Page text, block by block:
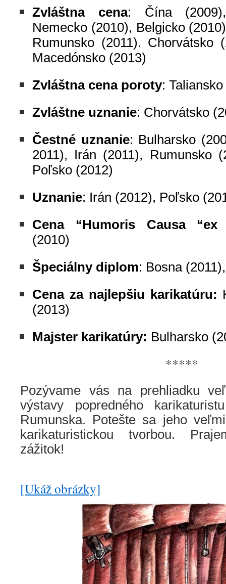
Zvláštna cena: Čína
Nemecko (2010), Belgicko
Rumunsko (2011). Chorvátsko
Macedónsko (2013)
Zvláštna cena poroty:
Zvláštne uznanie: Chorvátsko
Čestné uznanie: Bulharsko
2011), Irán (2011), Rumunsko
Poľsko (2012)
Uznanie: Irán (2012), Poľsko
Cena “Humoris Causa “ex
(2010)
Špeciálny diplom: Bosna
Cena za najlepšiu karikatúru:
(2013)
Majster karikatúry: Bulharsko
*****
Pozývame vás na prehliadku
výstavy popredného
Rumunska. Potešte sa jeho
karikaturistickou tvorbou.
zážitok!
[Ukáž obrázky]